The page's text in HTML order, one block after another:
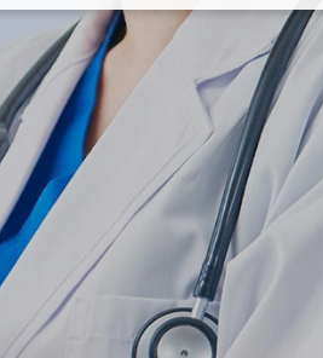
Кретинга
ул. J. Basanavičiaus
80
Часы работы:
I-V 08:00 - 20:00